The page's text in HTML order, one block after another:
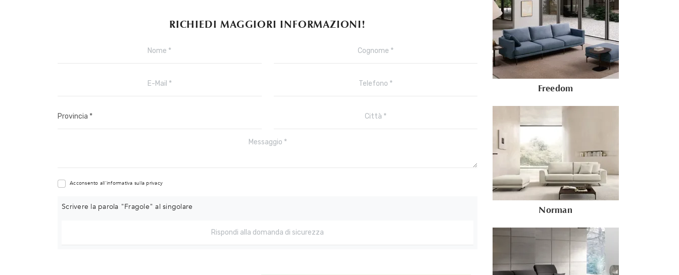
RICHIEDI MAGGIORI INFORMAZIONI!
Acconsento all'informativa sullaprivacy
Scrivere la parola "Fragole" al singolare
Freedom
Norman